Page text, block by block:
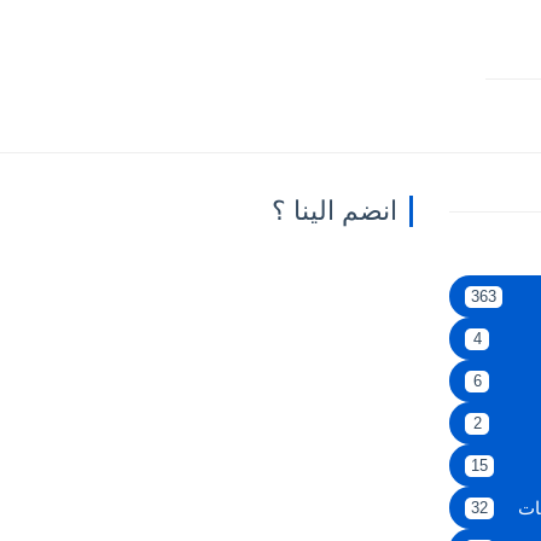
363
4
6
2
15
32
انضم الينا ؟